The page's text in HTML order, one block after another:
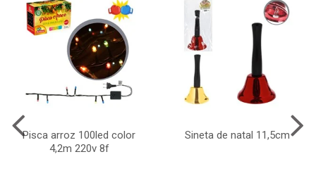
Pisca arroz 100led color
4,2m 220v 8f
Sineta de natal 11,5cm